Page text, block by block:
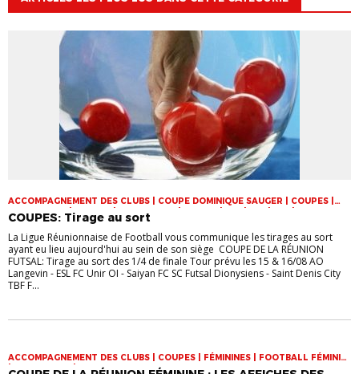
ACCOMPAGNEMENT DES CLUBS | COUPE DOMINIQUE SAUGER | COUPES |
FOOT LOISIR | FUTSAL | INFOS-LIGUE | JEUNES | U14 | U15 | U17 | VIE DES
CLUBS
COUPES: Tirage au sort
La Ligue Réunionnaise de Football vous communique les tirages au sort
ayant eu lieu aujourd'hui au sein de son siège COUPE DE LA RÉUNION
FUTSAL: Tirage au sort des 1/4 de finale Tour prévu les 15 & 16/08 AO
Langevin - ESL FC Unir OI - Saiyan FC SC Futsal Dionysiens - Saint Denis City
TBF F...
ACCOMPAGNEMENT DES CLUBS | COUPES | FÉMININES | FOOTBALL FÉMININ
| INFOS-LIGUE | VIE DES CLUBS